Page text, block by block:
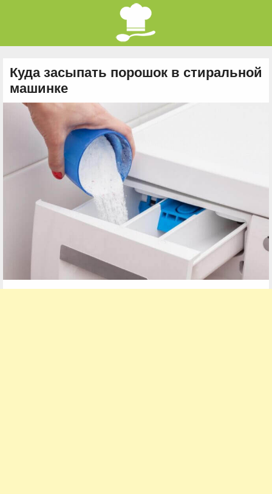
Куда засыпать порошок в стиральной
машинке